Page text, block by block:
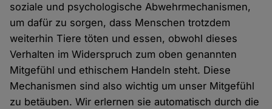
soziale und psychologische Abwehrmechanismen,
um dafür zu sorgen, dass Menschen trotzdem
weiterhin Tiere töten und essen, obwohl dieses
Verhalten im Widerspruch zum oben genannten
Mitgefühl und ethischem Handeln steht. Diese
Mechanismen sind also wichtig um unser Mitgefühl
zu betäuben. Wir erlernen sie automatisch durch die